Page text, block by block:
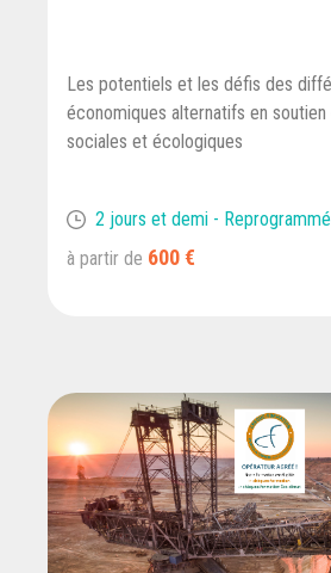
Les potentiels et les défis des
économiques alternatifs en
sociales et écologiques
2 jours et demi -
à partir de 600 €